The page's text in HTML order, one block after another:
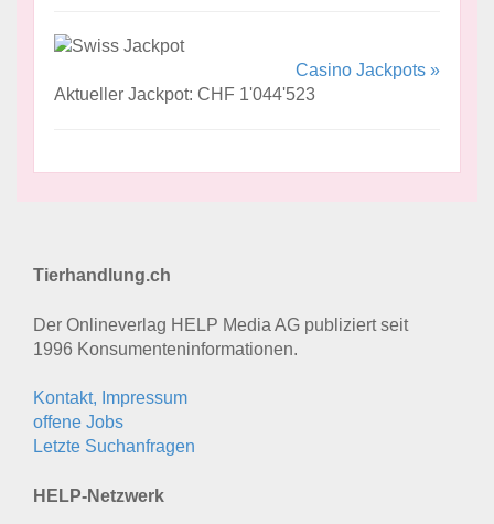
Casino Jackpots »
Aktueller Jackpot: CHF 1'044'523
Tierhandlung.ch
Der Onlineverlag HELP Media AG publiziert seit
1996 Konsumenten­informationen.
Kontakt, Impressum
offene Jobs
Letzte Suchanfragen
HELP-Netzwerk